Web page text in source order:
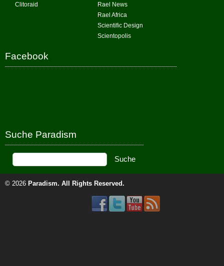
Clitoraid
Rael News
Rael Africa
Scientific Design
Scientopolis
Facebook
Suche Paradism
© 2026 Paradism. All Rights Reserved.